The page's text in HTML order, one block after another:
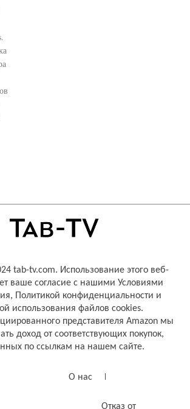
tab-tv.com. Использование этого веб-
ваше согласие с нашими Условиями
, Политикой конфиденциальности и
использования файлов cookies.
представителя Amazon мы
доход от соответствующих покупок,
по ссылкам на нашем сайте.
О нас
Отказ от